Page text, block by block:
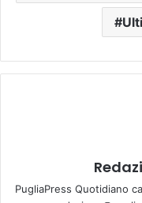
PugliaPress Quotidiano